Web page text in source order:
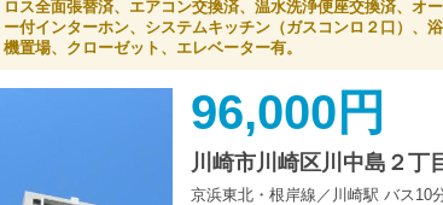
ロス全面張替済、エアコン交換済、温水洗浄便座交換済、オ
ー付インターホン、システムキッチン（ガスコンロ２口）、
機置場、クローゼット、エレベーター有。
96,000円
川崎市川崎区川中島２丁
京浜東北・根岸線／川崎駅 バス10